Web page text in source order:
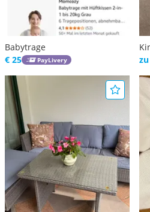
Babytrage
€ 25
PayLivery